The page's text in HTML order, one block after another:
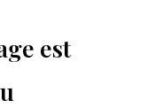
est